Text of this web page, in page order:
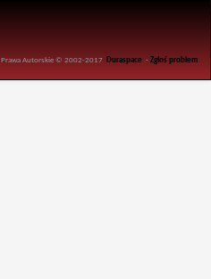
Prawa Autorskie © 2002-2017 Duraspace -Zgłoś problem